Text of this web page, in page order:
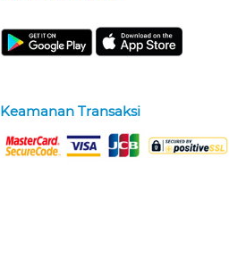
Keamanan Transaksi